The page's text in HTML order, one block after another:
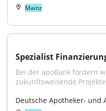
Mainz
Spezialist
Bei der apoBank fördern
zukunftsweisende
Deutsche Apotheker- und